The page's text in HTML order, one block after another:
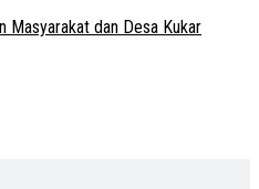
Masyarakat dan Desa Kukar